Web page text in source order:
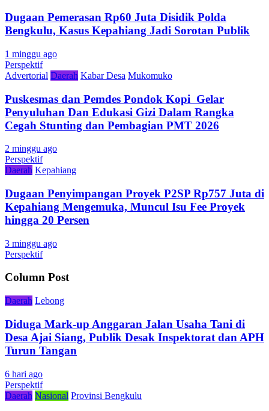
Dugaan Pemerasan Rp60 Juta Disidik Polda
Bengkulu, Kasus Kepahiang Jadi Sorotan Publik
1 minggu ago
Perspektif
Advertorial Daerah Kabar Desa Mukomuko
Puskesmas dan Pemdes Pondok Kopi Gelar
Penyuluhan Dan Edukasi Gizi Dalam Rangka
Cegah Stunting dan Pembagian PMT 2026
2 minggu ago
Perspektif
Daerah Kepahiang
Dugaan Penyimpangan Proyek P2SP Rp757 Juta di
Kepahiang Mengemuka, Muncul Isu Fee Proyek
hingga 20 Persen
3 minggu ago
Perspektif
Column Post
Daerah Lebong
Diduga Mark-up Anggaran Jalan Usaha Tani di
Desa Ajai Siang, Publik Desak Inspektorat dan APH
Turun Tangan
6 hari ago
Perspektif
Daerah Nasional Provinsi Bengkulu